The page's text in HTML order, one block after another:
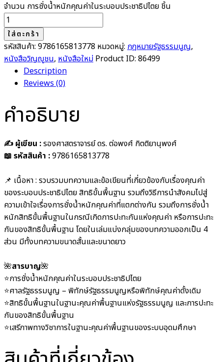
จำนวน การชั่งน้ำหนักคุณค่าในระบอบประชาธิปไตย ชิ้น
ใส่ตะกร้า
รหัสสินค้า: 9786165813778 หมวดหมู่: กฎหมายรัฐธรรมนูญ,
หนังสือวิญญูชน, หนังสือใหม่ Product ID: 86499
Description
Reviews (0)
คำอธิบาย
✍️ ผู้เขียน :รองศาสตราจารย์ ดร. ต่อพงศ์ กิตติยานุพงศ์
📖 รหัสสินค้า :9786165813778
📌 เนื้อหา : รวบรวมบทความและข้อเขียนที่เกี่ยวข้องกับเรื่องคุณค่า
ของระบอบประชาธิปไตย สิทธิขั้นพื้นฐาน รวมถึงวิธีการนำสังคมไปสู่
ความเข้าใจเรื่องการชั่งน้ำหนักคุณค่าที่แตกต่างกัน รวมถึงการชั่งน้ำ
หนักสิทธิขั้นพื้นฐานในกรณีเกิดการปะทะกันแห่งคุณค่า หรือการปะทะ
กันของสิทธิขั้นพื้นฐาน โดยในเล่มแบ่งกลุ่มของบทความออกเป็น 4
ส่วน มีทั้งบทความขนาดสั้นและขนาดยาว
🌺สารบาญ🌺
⭐️การชั่งน้ำหนักคุณค่าในระบอบประชาธิปไตย
⭐️ศาลรัฐธรรมนูญ – พิทักษ์รัฐธรรมนูญหรือพิทักษ์คุณค่าดั้งเดิม
⭐️สิทธิขั้นพื้นฐานในฐานะคุณค่าพื้นฐานแห่งรัฐธรรมนูญ และการปะทะ
กันของสิทธิขั้นพื้นฐาน
⭐️เสรีภาพทางวิชาการในฐานะคุณค่าพื้นฐานของระบบอุดมศึกษา